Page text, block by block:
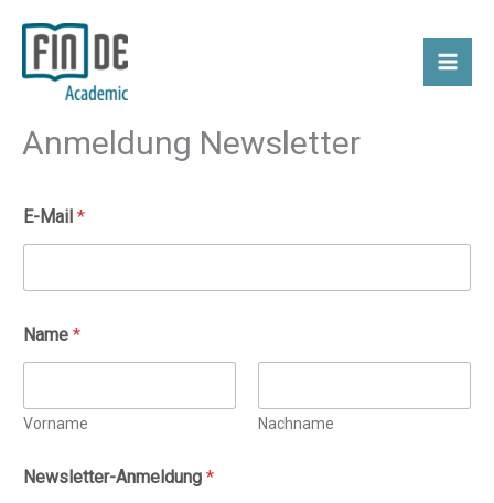
Inhalt
springen
Anmeldung Newsletter
E-Mail *
Name *
Vorname Nachname
Newsletter-Anmeldung *